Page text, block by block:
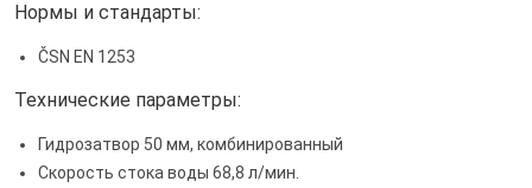
Нормы и стандарты:
ČSN EN 1253
Технические параметры:
Гидрозатвор 50 мм, комбинированный
Скорость стока воды 68,8 л/мин.